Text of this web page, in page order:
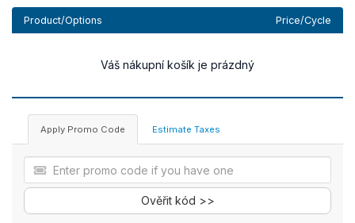
Product/Options Price/Cycle
Váš nákupní košík je prázdný
Apply Promo Code Estimate Taxes
Ověřit kód >>